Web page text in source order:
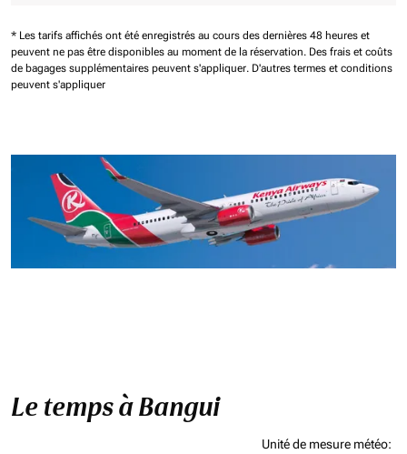
* Les tarifs affichés ont été enregistrés au cours des dernières 48 heures et
peuvent ne pas être disponibles au moment de la réservation. Des frais et coûts
de bagages supplémentaires peuvent s'appliquer. D'autres termes et conditions
peuvent s'appliquer
Le temps à Bangui
Unité de mesure météo: